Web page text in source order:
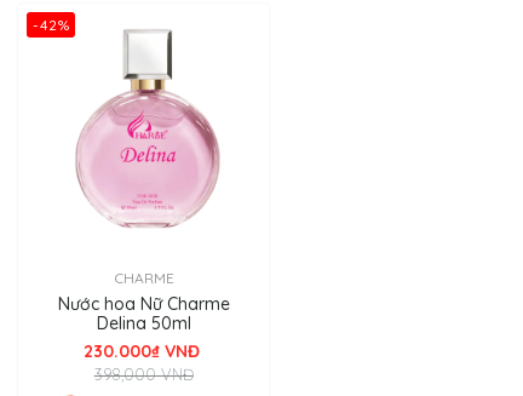
-42%
CHARME
Nước hoa Nữ Charme
Delina 50ml
230.000₫ VNĐ
398,000 VNĐ